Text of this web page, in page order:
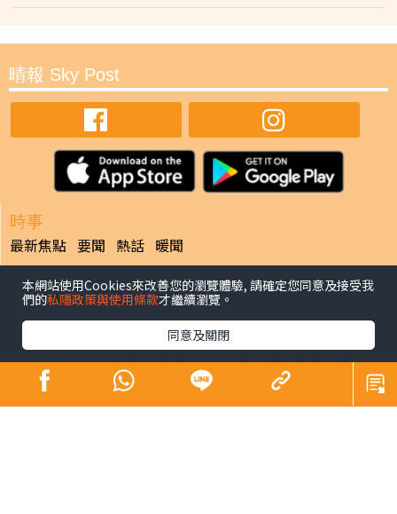
晴報 Sky Post
時事
最新焦點 要聞 熱話 暖聞
娛樂
最新焦點
健康
最新焦點 飲食及運動 生活健康 中醫養生 腫瘤及癌症
心臟健康
腸胃保健 兒科百問 女性疾病
老人病
皮膚護理
更多專題
本網站使用Cookies來改善您的瀏覽體驗, 請確定您同意及接受我
們的私隱政策與使用條款才繼續瀏覽。
同意及關閉